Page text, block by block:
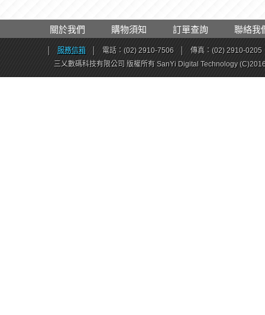
關於我們 購物須知 訂單查詢 聯絡我
服務信箱 電話：(02) 2910-7506
傳真：(02) 2910-0205
三乂數碼科技有限公司 版權所有 SanYi Digital Technology